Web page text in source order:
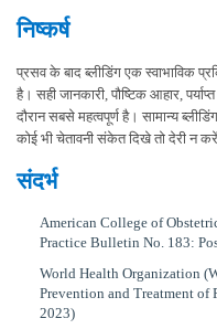
निष्कर्ष
प्रसव के बाद ब्लीडिंग एक स्वाभाविक
है। सही जानकारी, पौष्टिक आहार,
दौरान सबसे महत्वपूर्ण है। सामान्य
कोई भी चेतावनी संकेत दिखे तो देरी न
संदर्भ
American College of
Practice Bulletin No. 183:
World Health Organization
Prevention and Treatment of
2023)